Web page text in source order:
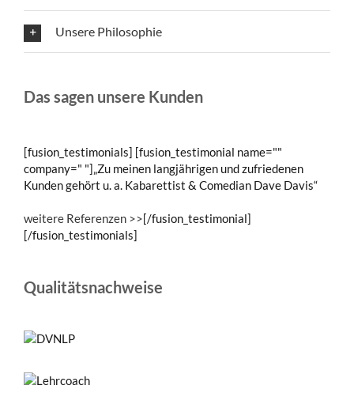
Unsere Philosophie
Das sagen unsere Kunden
[fusion_testimonials] [fusion_testimonial name=""
company=" "]„Zu meinen langjährigen und zufriedenen
Kunden gehört u. a. Kabarettist & Comedian Dave Davis“
weitere Referenzen >>[/fusion_testimonial]
[/fusion_testimonials]
Qualitätsnachweise